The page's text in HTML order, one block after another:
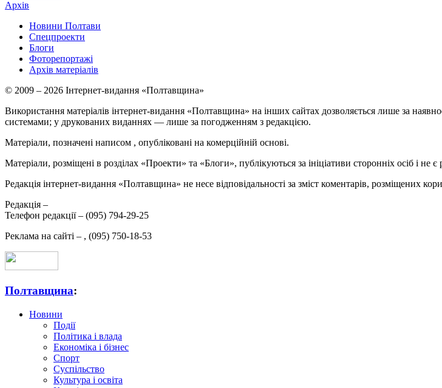
Архів
Новини Полтави
Спецпроекти
Блоги
Фоторепортажі
Архів матеріалів
© 2009 – 2026 Інтернет-видання «Полтавщина»
Використання матеріалів інтернет-видання «Полтавщина» на інших сайтах дозволяється лише за
системами; у друкованих виданнях — лише за погодженням з редакцією.
Матеріали, позначені написом , опубліковані на комерційній основі.
Матеріали, розміщені в розділах «Проекти» та «Блоги», публікуються за ініціативи сторонніх осіб і не
Редакція інтернет-видання «Полтавщина» не несе відповідальності за зміст коментарів, розміщених
Редакція –
Телефон редакції – (095) 794-29-25
Реклама на сайті – , (095) 750-18-53
Полтавщина:
Новини
Події
Політика і влада
Економіка і бізнес
Спорт
Суспільство
Культура і освіта